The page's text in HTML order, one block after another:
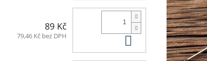
89 Kč
79,46 Kč bez DPH Do košíku